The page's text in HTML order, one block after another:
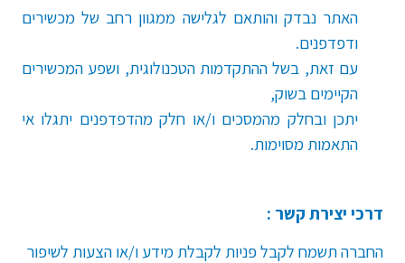
האתר נבדק והותאם לגלישה ממגוון רחב של מכשירים
ודפדפנים.
עם זאת, בשל ההתקדמות הטכנולוגית, ושפע המכשירים
הקיימים בשוק,
יתכן ובחלק מהמסכים ו/או חלק מהדפדפנים יתגלו אי
התאמות מסוימות.
דרכי יצירת קשר :
החברה תשמח לקבל פניות לקבלת מידע ו/או הצעות לשיפור